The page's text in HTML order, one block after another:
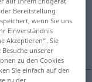
antippen)
Bereitstellung
wenn Sie uns
Einverständnis
Akzeptieren“. Sie
unserer
zu den Cookies
Sie einfach auf den
zu der